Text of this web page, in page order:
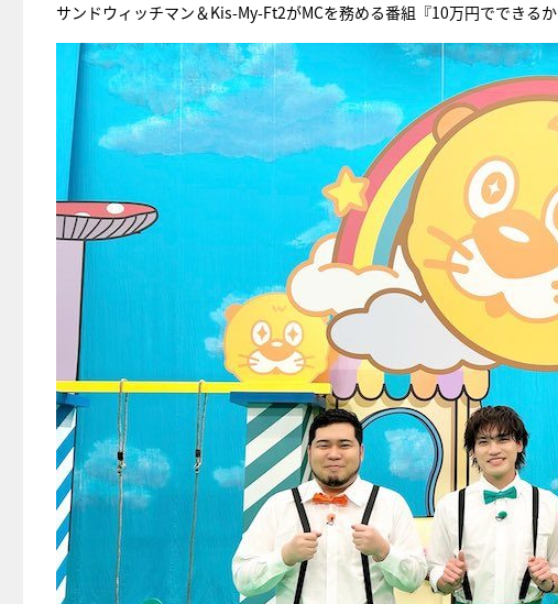
サンドウィッチマン＆Kis-My-Ft2がMCを務める番組『10万円でできる